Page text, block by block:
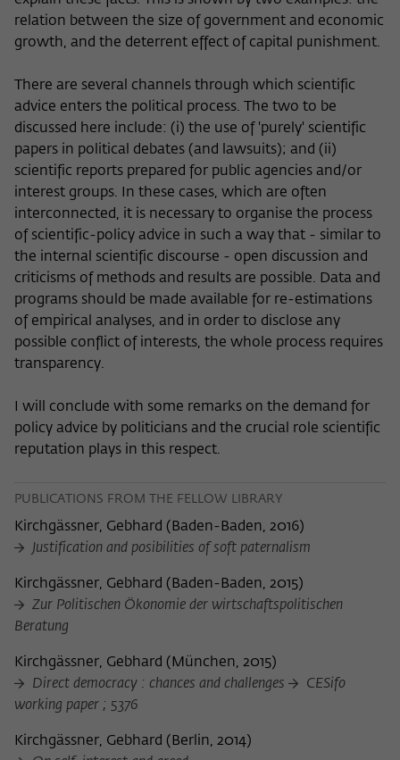
relation between the size of government and economic
growth, and the deterrent effect of capital punishment.
There are several channels through which scientific
advice enters the political process. The two to be
discussed here include: (i) the use of 'purely' scientific
papers in political debates (and lawsuits); and (ii)
scientific reports prepared for public agencies and/or
interest groups. In these cases, which are often
interconnected, it is necessary to organise the process
of scientific-policy advice in such a way that - similar to
the internal scientific discourse - open discussion and
criticisms of methods and results are possible. Data and
programs should be made available for re-estimations
of empirical analyses, and in order to disclose any
possible conflict of interests, the whole process requires
transparency.
I will conclude with some remarks on the demand for
policy advice by politicians and the crucial role scientific
reputation plays in this respect.
PUBLICATIONS FROM THE FELLOW LIBRARY
Kirchgässner, Gebhard ( Baden-Baden, 2016)
Justification and posibilities of soft paternalism
Kirchgässner, Gebhard ( Baden-Baden, 2015)
Zur Politischen Ökonomie der wirtschaftspolitischen
Beratung
Kirchgässner, Gebhard ( München, 2015)
Direct democracy : chances and challenges
CESifo
working paper ; 5376
Kirchgässner, Gebhard ( Berlin, 2014)